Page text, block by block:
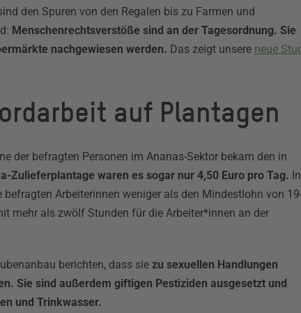
den Spuren von den Regalen bis zu Farmen und
Menschenrechtsverstöße sind an der Tagesordnung. Sie
nachgewiesen werden. Das zeigt unsere neue
auf Plantagen
der befragten Personen im Ananas-Sektor bekam den in
Zulieferplantage waren es sogar nur 4,50 Euro pro Tag. In
Arbeiterinnen weniger als den Mindestlohn von
mehr als zwölf Stunden für die Arbeiter*innen an der
berichten, dass sie zu sexuellen Handlungen
Sie sind außerdem giftigen Pestiziden ausgesetzt und
und Trinkwasser.